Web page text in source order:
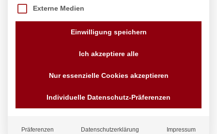
Externe Medien
Einwilligung speichern
Ich akzeptiere alle
Nur essenzielle Cookies akzeptieren
Individuelle Datenschutz-Präferenzen
Präferenzen Datenschutzerklärung Impressum